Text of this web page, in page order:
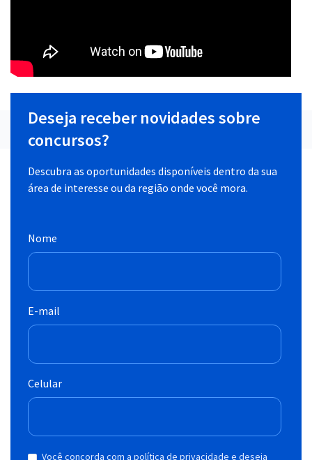
Deseja receber novidades sobre
concursos?
Descubra as oportunidades disponíveis dentro da sua
área de interesse ou da região onde você mora.
Nome
E-mail
Celular
Você concorda com a política de privacidade e deseja